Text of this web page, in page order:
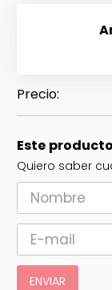
Este
Quiero saber
ENVIAR